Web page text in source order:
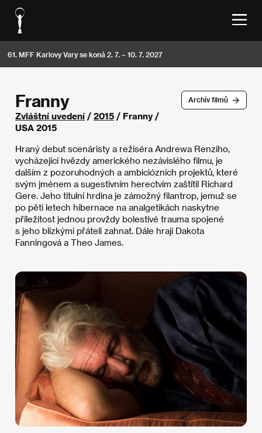
61. MFF Karlovy Vary se koná 2. 7. – 10. 7. 2027
Archív filmů
Franny
Zvláštní uvedení/ 2015 / Franny /
USA 2015
Hraný debut scenáristy a režiséra Andrewa Renziho,
vycházející hvězdy amerického nezávislého filmu, je
dalším z pozoruhodných a ambiciózních projektů, které
svým jménem a sugestivním herectvím zaštítil Richard
Gere. Jeho titulní hrdina je zámožný filantrop, jemuž se
po pěti letech hibernace na analgetikách naskytne
příležitost jednou provždy bolestivé trauma spojené
s jeho blízkými přáteli zahnat. Dále hrají Dakota
Fanningová a Theo James.